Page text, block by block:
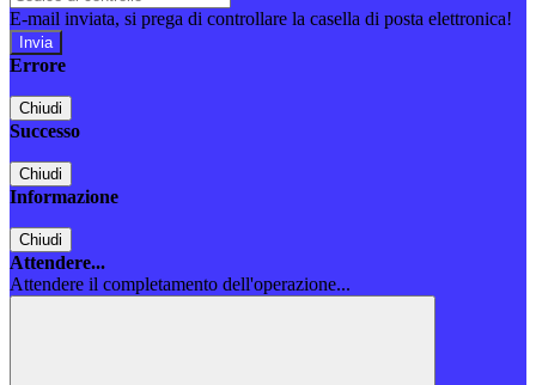
E-mail inviata, si prega di controllare la casella di posta elettronica!
Errore
Chiudi
Successo
Chiudi
Informazione
Chiudi
Attendere...
Attendere il completamento dell'operazione...